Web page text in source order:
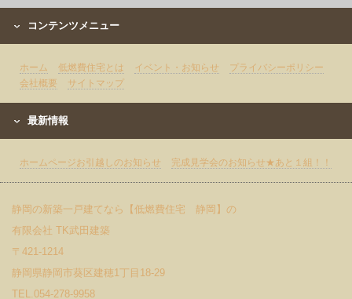
コンテンツメニュー
ホーム 低燃費住宅とは イベント・お知らせ
プライバシーポリシー
会社概要
サイトマップ
最新情報
ホームページお引越しのお知らせ 完成見学会のお知らせ★あと１組！！
静岡の新築一戸建てなら【低燃費住宅 静岡】の
有限会社 TK武田建築
〒421-1214
静岡県静岡市葵区建穂1丁目18-29
TEL.054-278-9958